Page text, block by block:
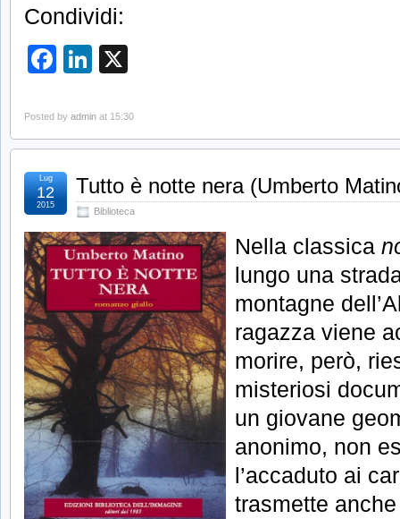
Condividi:
Facebook
LinkedIn
Posted by admin at 15:30
Tutto è notte nera (Umberto
Biblioteca
Lug
12
2015
Nella classica
lungo una
montagne
ragazza viene
morire, però,
misteriosi
un giovane
anonimo, non
l’accaduto ai
trasmette